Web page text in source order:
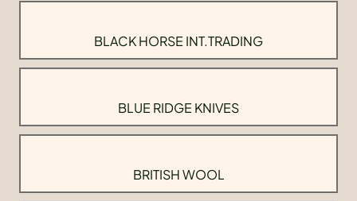
BLACK HORSE INT.TRADING
BLUE RIDGE KNIVES
BRITISH WOOL